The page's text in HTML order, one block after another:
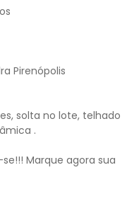
Pirenópolis
solta no lote, telhado
.
Marque agora sua